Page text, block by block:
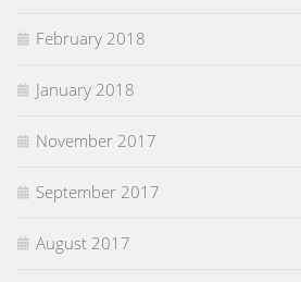
February 2018
January 2018
November 2017
September 2017
August 2017